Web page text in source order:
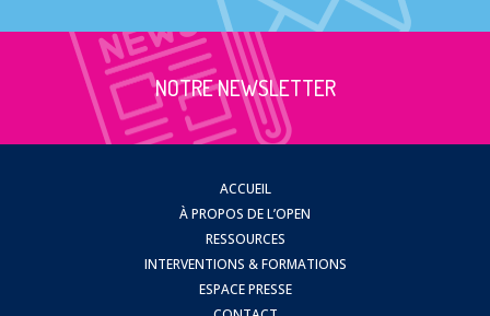
NOTRE NEWSLETTER
ACCUEIL
À PROPOS DE L’OPEN
RESSOURCES
INTERVENTIONS & FORMATIONS
ESPACE PRESSE